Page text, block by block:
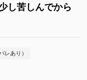
し苦しんでから
レあり）